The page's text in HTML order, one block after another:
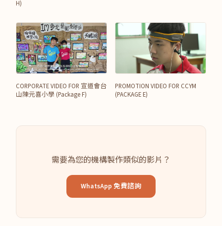
H)
CORPORATE VIDEO FOR 宣道會台
山陳元喜小學 (Package F)
PROMOTION VIDEO FOR CCYM
(PACKAGE E)
需要為您的機構製作類似的影片？
WhatsApp 免費諮詢